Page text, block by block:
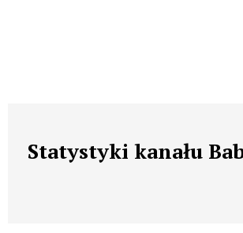
Statystyki kanału